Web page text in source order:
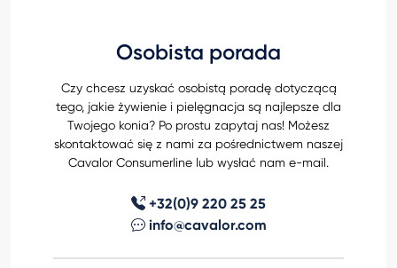
Osobista porada
Czy chcesz uzyskać osobistą poradę dotyczącą
tego, jakie żywienie i pielęgnacja są najlepsze dla
Twojego konia? Po prostu zapytaj nas! Możesz
skontaktować się z nami za pośrednictwem naszej
Cavalor Consumerline lub wysłać nam e-mail.
+32(0)9 220 25 25
info@cavalor.com